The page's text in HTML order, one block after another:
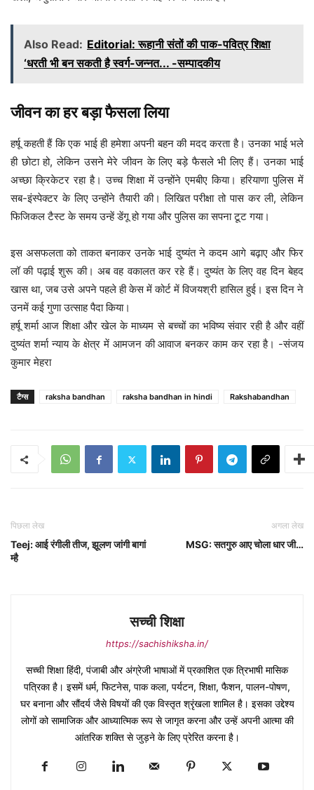
Also Read: Editorial: रूहानी संतों की पाक-पवित्र शिक्षा
‘धरती भी बन सकती है स्वर्ग-जन्नत... -सम्पादकीय
जीवन का हर बड़ा फैसला लिया
हर्षू कहती हैं कि एक भाई ही हमेशा अपनी बहन की मदद करता है। उनका भाई भले
ही छोटा हो, लेकिन उसने मेरे जीवन के लिए बड़े फैसले भी लिए हैं। उनका भाई
अच्छा क्रिकेटर रहा है। उच्च शिक्षा में उन्होंने एमबीए किया। हरियाणा पुलिस में
सब-इंस्पेक्टर के लिए उन्होंने तैयारी की। लिखित परीक्षा तो पास कर ली, लेकिन
फिजिकल टैस्ट के समय उन्हें डेंगू हो गया और पुलिस का सपना टूट गया।
इस असफलता को ताकत बनाकर उनके भाई दुष्यंत ने कदम आगे बढ़ाए और फिर
लॉ की पढ़ाई शुरू की। अब वह वकालत कर रहे हैं। दुष्यंत के लिए वह दिन बेहद
खास था, जब उसे अपने पहले ही केस में कोर्ट में विजयश्री हासिल हुई। इस दिन ने
उनमें कई गुणा उत्साह पैदा किया।
हर्षू शर्मा आज शिक्षा और खेल के माध्यम से बच्चों का भविष्य संवार रही है और वहीं
दुष्यंत शर्मा न्याय के क्षेत्र में आमजन की आवाज बनकर काम कर रहा है। -संजय
कुमार मेहरा
टैग्स raksha bandhan raksha bandhan in hindi Rakshabandhan
पिछला लेख
Teej: आई रंगीली तीज, झूलण जांगी बागां
म्है
अगला लेख
MSG: सतगुरु आए चोला धार जी…
सच्ची शिक्षा
https://sachishiksha.in/
सच्ची शिक्षा हिंदी, पंजाबी और अंग्रेजी भाषाओं में प्रकाशित एक त्रिभाषी मासिक
पत्रिका है। इसमें धर्म, फिटनेस, पाक कला, पर्यटन, शिक्षा, फैशन, पालन-पोषण,
घर बनाना और सौंदर्य जैसे विषयों की एक विस्तृत श्रृंखला शामिल है। इसका उद्देश्य
लोगों को सामाजिक और आध्यात्मिक रूप से जागृत करना और उन्हें अपनी आत्मा की
आंतरिक शक्ति से जुड़ने के लिए प्रेरित करना है।